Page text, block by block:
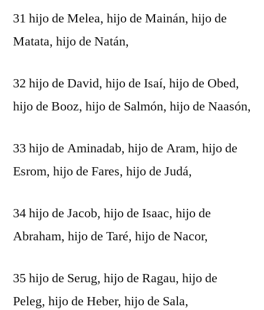
31 hijo de Melea, hijo de Mainán, hijo de
Matata, hijo de Natán,
32 hijo de David, hijo de Isaí, hijo de Obed,
hijo de Booz, hijo de Salmón, hijo de Naasón,
33 hijo de Aminadab, hijo de Aram, hijo de
Esrom, hijo de Fares, hijo de Judá,
34 hijo de Jacob, hijo de Isaac, hijo de
Abraham, hijo de Taré, hijo de Nacor,
35 hijo de Serug, hijo de Ragau, hijo de
Peleg, hijo de Heber, hijo de Sala,